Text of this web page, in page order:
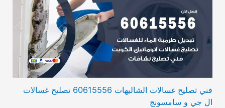
فني تصليح غسالات الشاليهات 60615556 تصليح غسالات
ال جي و سامسونج